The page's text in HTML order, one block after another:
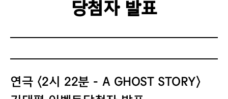
당첨자 발표
연극 〈2시 22분 - A GHOST STORY〉